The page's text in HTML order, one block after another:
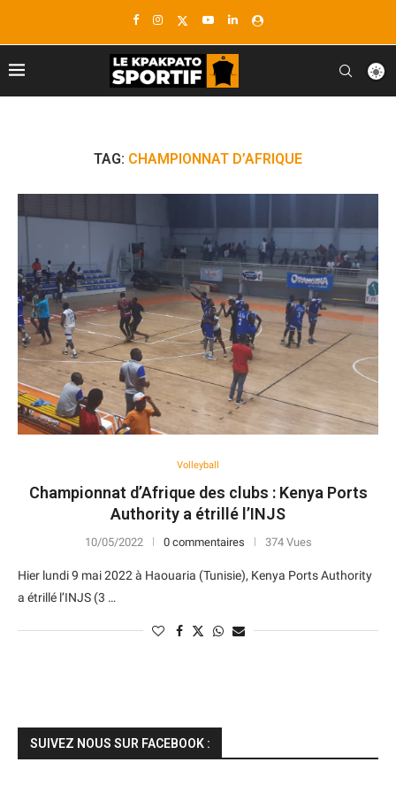
TAG: CHAMPIONNAT D’AFRIQUE
Volleyball
Championnat d’Afrique des clubs : Kenya Ports
Authority a étrillé l’INJS
10/05/2022 0 commentaires 374 Vues
Hier lundi 9 mai 2022 à Haouaria (Tunisie), Kenya Ports Authority
a étrillé l’INJS (3 …
SUIVEZ NOUS SUR FACEBOOK :